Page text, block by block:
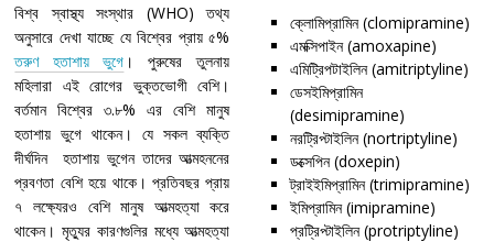
বিশ্ব স্বাস্থ্য সংস্থার (WHO) তথ্য
অনুসারে দেখা যাচ্ছে যে বিশ্বের প্রায় ৫%
তরুণ হতাশায় ভুগে । পুরুষের তুলনায়
মহিলারা এই রোগের ভুক্তভোগী বেশি।
বর্তমান বিশ্বের ৩.৮% এর বেশি মানুষ
হতাশায় ভুগে থাকেন। যে সকল ব্যক্তি
দীর্ঘদিন হতাশায় ভুগেন তাদের আত্মহননের
প্রবণতা বেশি হয়ে থাকে। প্রতিবছর প্রায়
৭ লক্ষ্যেরও বেশি মানুষ আত্মহত্যা করে
থাকেন। মৃত্যুর কারণগুলির মধ্যে আত্মহত্যা
ক্লোমিপ্রামিন (clomipramine)
এমক্সিপাইন (amoxapine)
এমিট্রিপটাইলিন (amitriptyline)
ডেসইমিপ্রামিন
(desimipramine)
নরট্রিপ্টাইলিন (nortriptyline)
ডক্সেপিন (doxepin)
ট্রাইইমিপ্রামিন (trimipramine)
ইমিপ্রামিন (imipramine)
প্রট্রিপ্টাইলিন (protriptyline)